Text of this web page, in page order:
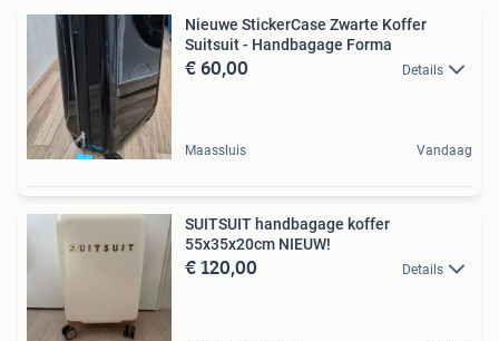
Nieuwe StickerCase Zwarte Koffer
Suitsuit - Handbagage Forma
€ 60,00 Details
Maassluis Vandaag
SUITSUIT handbagage koffer
55x35x20cm NIEUW!
€ 120,00 Details